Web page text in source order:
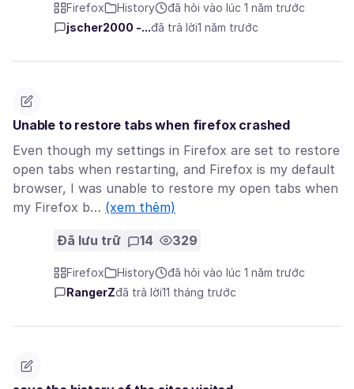
Firefox History
đã hỏi vào lúc 1 năm trước
jscher2000 -...đã trả lời1 năm trước
Unable to restore tabs when firefox crashed
Even though my settings in Firefox are set to restore
open tabs when restarting, and Firefox is my default
browser, I was unable to restore my open tabs when
my Firefox b… (xem thêm)
Đã lưu trữ 14 329
Firefox History
đã hỏi vào lúc 1 năm trước
RangerZđã trả lời11 tháng trước